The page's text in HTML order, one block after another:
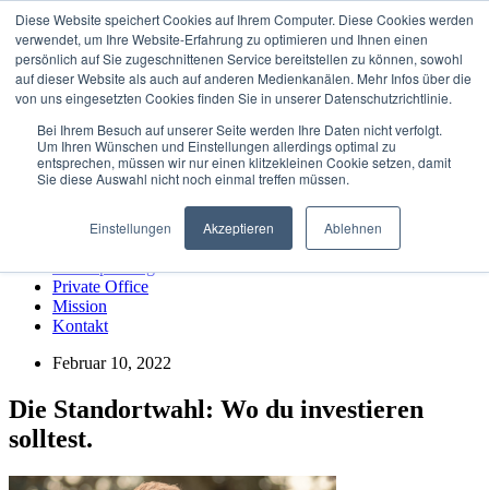
Diese Website speichert Cookies auf Ihrem Computer. Diese Cookies werden
verwendet, um Ihre Website-Erfahrung zu optimieren und Ihnen einen
persönlich auf Sie zugeschnittenen Service bereitstellen zu können, sowohl
auf dieser Website als auch auf anderen Medienkanälen. Mehr Infos über die
von uns eingesetzten Cookies finden Sie in unserer Datenschutzrichtlinie.
Bei Ihrem Besuch auf unserer Seite werden Ihre Daten nicht verfolgt.
Um Ihren Wünschen und Einstellungen allerdings optimal zu
entsprechen, müssen wir nur einen klitzekleinen Cookie setzen, damit
Sie diese Auswahl nicht noch einmal treffen müssen.
Einstellungen Akzeptieren Ablehnen
Zum
Inhalt
wechselnHome
Kapitalanlagen
Finanzplanung
Mission
Kontakt
Menü
Home
Private Office
Mission
Kontakt
Februar 10, 2022
Die Standortwahl: Wo du investieren
solltest.